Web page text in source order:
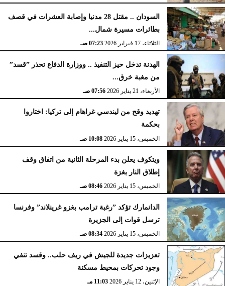
السودان .. مقتل 28 مدنيا وإصابة العشرات في قصف
بطائرات مسيرة شمال...
الثلاثاء، 17 فبراير 2026 07:23 صـ
الهدنة تدخل حيز التنفيذ .. ووزارة الدفاع تحذر ”قسد”
من مغبة خرق...
الأربعاء، 21 يناير 2026 07:56 صـ
تهديد وقح من ليندسي غراهام إلى تركيا: اختاروا
بحكمة
الخميس، 15 يناير 2026 10:08 صـ
ويتكوف يعلن بدء المرحلة الثانية من اتفاق وقف
إطلاق النار بغزة
الخميس، 15 يناير 2026 08:46 صـ
الدانمارك تؤكد ”رغبة ترامب بغزو غرينلاند” وفرنسا
ترسل قوات إلى الجزيرة
الخميس، 15 يناير 2026 08:34 صـ
تعزيزات جديدة للجيش في ريف حلب.. وقسد تنفي
وجود تحركات بمحيط مسكنة
الإثنين، 12 يناير 2026 11:03 مـ